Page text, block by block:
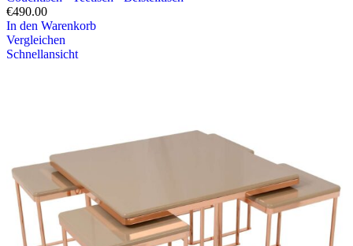
€490.00
In den Warenkorb
Vergleichen
Schnellansicht